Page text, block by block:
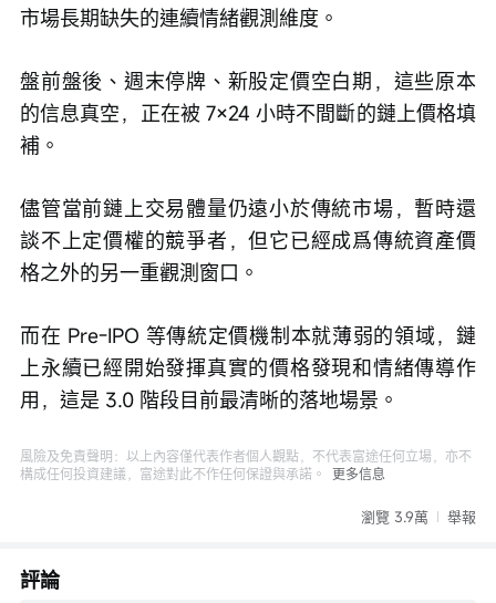
市場長期缺失的連續情緒觀測維度。
盤前盤後、週末停牌、新股定價空白期，這些原本
的信息真空，正在被 7×24 小時不間斷的鏈上價格填
補。
儘管當前鏈上交易體量仍遠小於傳統市場， 暫時還
談不上定價權的競爭者，但它已經成爲傳統資產價
格之外的另一重觀測窗口。
而在 Pre-IPO 等傳統定價機制本就薄弱的領域，鏈
上永續已經開始發揮真實的價格發現和情緒傳導作
用，這是 3.0 階段目前最清晰的落地場景。
風險及免責聲明：以上內容僅代表作者個人觀點，不代表富途任何立場，亦不
構成任何投資建議，富途對此不作任何保證與承諾。
更多信息
瀏覽 3.9萬 舉報
評論